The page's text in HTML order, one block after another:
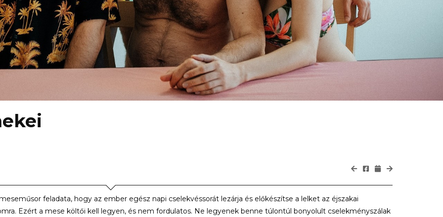
feladata, hogy az ember egész napi cselekvéssorát lezárja és előkészítse a lelket az éjszakai
Ezért a mese költői kell legyen, és nem fordulatos. Ne legyenek benne túlontúl bonyolult cselekményszálak